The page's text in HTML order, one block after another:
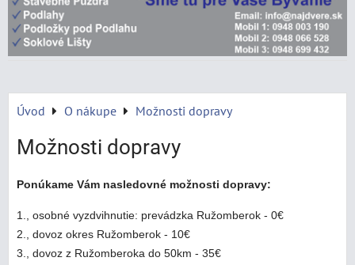
Úvod O nákupe Možnosti dopravy
Možnosti dopravy
Ponúkame Vám nasledovné možnosti dopravy:
1., osobné vyzdvihnutie: prevádzka Ružomberok - 0€
2., dovoz okres Ružomberok - 10€
3., dovoz z Ružomberoka do 50km - 35€